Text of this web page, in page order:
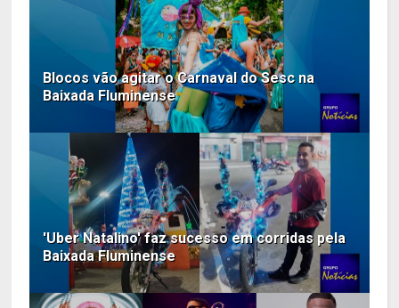
Blocos vão agitar o Carnaval do Sesc na
Baixada Fluminense
'Uber Natalino' faz sucesso em corridas pela
Baixada Fluminense